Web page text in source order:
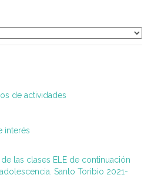
de actividades
interés
las clases ELE de continuación
Santo Toribio 2021-